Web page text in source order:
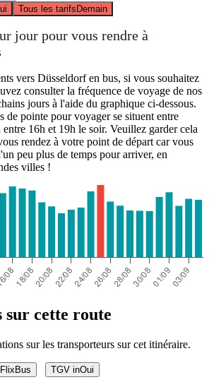
Tous les tarifsDemain
jour pour vous rendre à
vers Düsseldorf en bus, si vous souhaitez
consulter la fréquence de voyage de nos
jours à l'aide du graphique ci-dessous.
de pointe pour voyager se situent entre
16h et 19h le soir. Veuillez garder cela
rendez à votre point de départ car vous
peu plus de temps pour arriver, en
villes !
cette route
sur les transporteurs sur cet itinéraire.
FlixBus TGV inOui